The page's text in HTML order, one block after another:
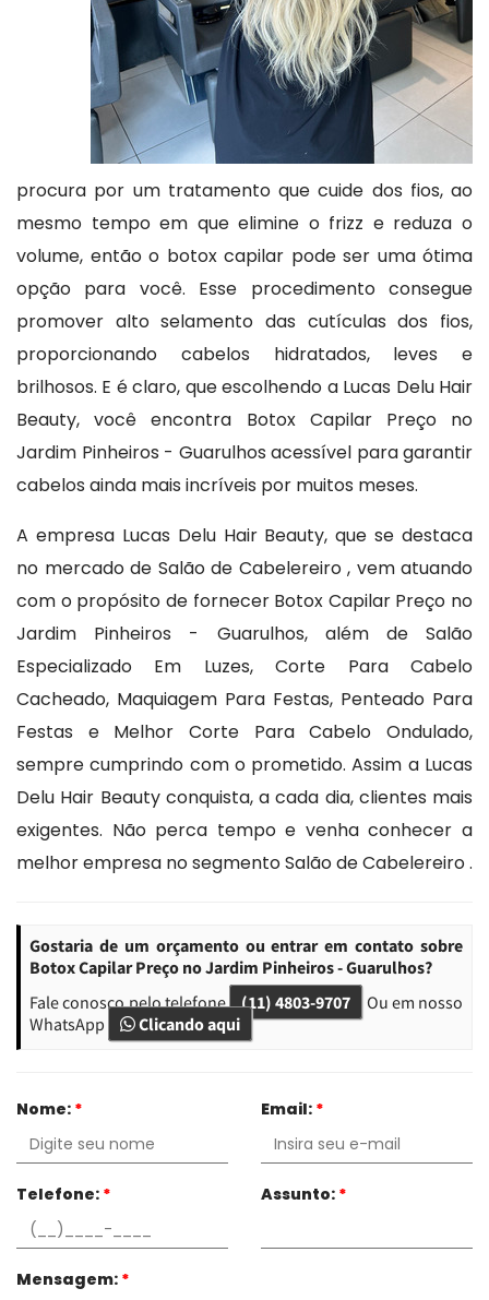
procura por um tratamento que cuide dos fios, ao
mesmo tempo em que elimine o frizz e reduza o
volume, então o botox capilar pode ser uma ótima
opção para você. Esse procedimento consegue
promover alto selamento das cutículas dos fios,
proporcionando cabelos hidratados, leves e
brilhosos. E é claro, que escolhendo a Lucas Delu Hair
Beauty, você encontra Botox Capilar Preço no
Jardim Pinheiros - Guarulhos acessível para garantir
cabelos ainda mais incríveis por muitos meses.
A empresa Lucas Delu Hair Beauty, que se destaca
no mercado de Salão de Cabelereiro , vem atuando
com o propósito de fornecer Botox Capilar Preço no
Jardim Pinheiros - Guarulhos, além de Salão
Especializado Em Luzes, Corte Para Cabelo
Cacheado, Maquiagem Para Festas, Penteado Para
Festas e Melhor Corte Para Cabelo Ondulado,
sempre cumprindo com o prometido. Assim a Lucas
Delu Hair Beauty conquista, a cada dia, clientes mais
exigentes. Não perca tempo e venha conhecer a
melhor empresa no segmento Salão de Cabelereiro .
Gostaria de um orçamento ou entrar em contato sobre
Botox Capilar Preço no Jardim Pinheiros - Guarulhos?
Fale conosco pelo telefone (11) 4803-9707
Ou em nosso
WhatsApp
Clicando aqui
Nome: * Email: *
Telefone: * Assunto: *
Mensagem: *